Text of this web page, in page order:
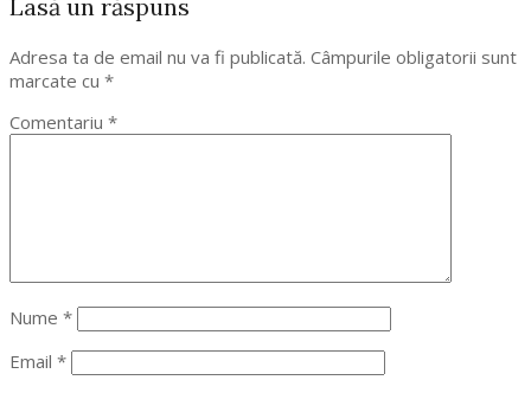
Lasă un răspuns
Adresa ta de email nu va fi publicată. Câmpurile obligatorii sunt
marcate cu *
Comentariu *
Nume *
Email *